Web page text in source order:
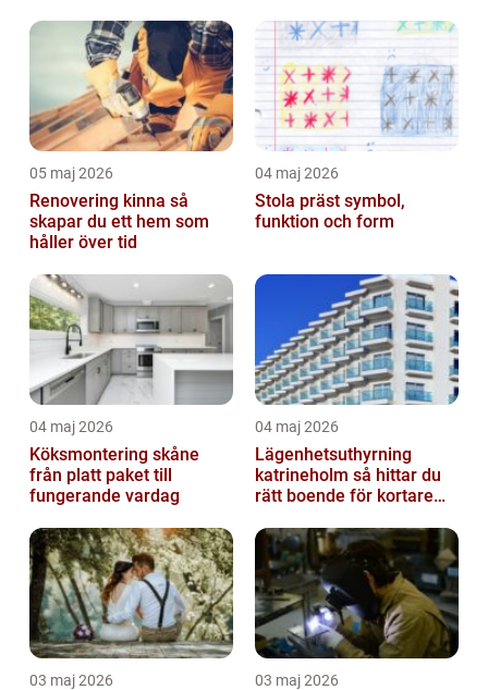
05 maj 2026
Renovering kinna så
skapar du ett hem som
håller över tid
04 maj 2026
Stola präst symbol,
funktion och form
04 maj 2026
Köksmontering skåne
från platt paket till
fungerande vardag
04 maj 2026
Lägenhetsuthyrning
katrineholm så hittar du
rätt boende för kortare
03 maj 2026 03 maj 2026